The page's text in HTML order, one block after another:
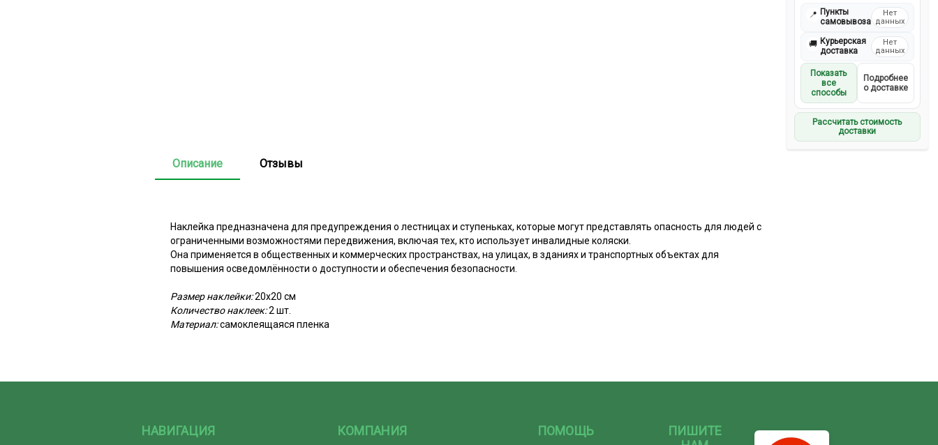
📍 Пункты
самовывоза
Нет
данных
🚚 Курьерская
доставка
Нет
данных
Показать
все
способы
Подробнее
о доставке
Рассчитать стоимость
доставки
Описание Отзывы
Наклейка предназначена для предупреждения о лестницах и ступеньках, которые могут представлять опасность для людей с
ограниченными возможностями передвижения, включая тех, кто использует инвалидные коляски.
Она применяется в общественных и коммерческих пространствах, на улицах, в зданиях и транспортных объектах для
повышения осведомлённости о доступности и обеспечения безопасности.
Размер наклейки:20х20 см
Количество наклеек:2 шт.
Материал:самоклеящаяся пленка
НАВИГАЦИЯ КОМПАНИЯ ПОМОЩЬ
ПИШИТЕ